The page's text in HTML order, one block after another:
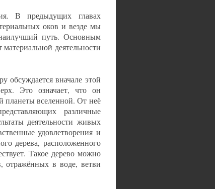
В предыдущих главах
оков и везде мы
путь. Основным
деятельности
обсуждается вначале этой
Это означает, что он
планеты вселенной. От неё
различные
деятельности живых
удовлетворения и
дерева, расположенного
Такое дерево можно
отражённых в воде, ветви